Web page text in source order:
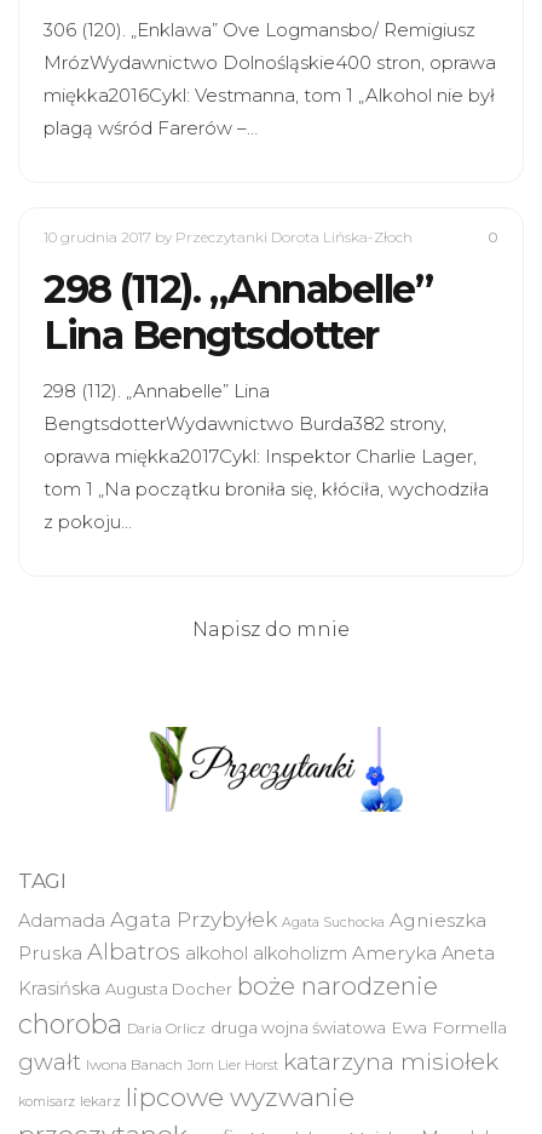
306 (120). „Enklawa” Ove Logmansbo/ Remigiusz
MrózWydawnictwo Dolnośląskie400 stron, oprawa
miękka2016Cykl: Vestmanna, tom 1 „Alkohol nie był
plagą wśród Farerów –…
10 grudnia 2017 by Przeczytanki Dorota Lińska-Złoch 0
298 (112). „Annabelle”
Lina Bengtsdotter
298 (112). „Annabelle” Lina
BengtsdotterWydawnictwo Burda382 strony,
oprawa miękka2017Cykl: Inspektor Charlie Lager,
tom 1 „Na początku broniła się, kłóciła, wychodziła
z pokoju…
Napisz do mnie
TAGI
Adamada Agata Przybyłek Agata Suchocka Agnieszka
Pruska Albatros alkohol alkoholizm Ameryka Aneta
Krasińska Augusta Docher boże narodzenie
choroba Daria Orlicz druga wojna światowa Ewa Formella
gwałt Iwona Banach Jorn Lier Horst katarzyna misiołek
komisarz lekarz lipcowe wyzwanie